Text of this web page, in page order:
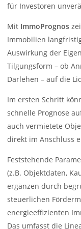
für Investoren
Mit ImmoPrognos
Immobilien
Auswirkung der
Tilgungsform – ob
Darlehen – auf die
Im ersten Schritt
schnelle Prognose
auch vermietete
direkt im Anschluss
Feststehende
(z.B. Objektdaten,
ergänzen durch
steuerlichen
energieeffizienten
Das umfasst die